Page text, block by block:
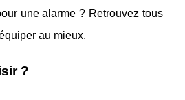
une alarme ? Retrouvez tous
au mieux.
?